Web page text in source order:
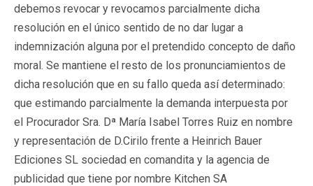
debemos revocar y revocamos parcialmente dicha
resolución en el único sentido de no dar lugar a
indemnización alguna por el pretendido concepto de daño
moral. Se mantiene el resto de los pronunciamientos de
dicha resolución que en su fallo queda así determinado:
que estimando parcialmente la demanda interpuesta por
el Procurador Sra. Dª María Isabel Torres Ruiz en nombre
y representación de D.Cirilo frente a Heinrich Bauer
Ediciones SL sociedad en comandita y la agencia de
publicidad que tiene por nombre Kitchen SA